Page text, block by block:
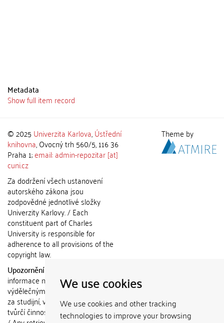
We use cookies
We use cookies and other tracking
technologies to improve your browsing
Metadata
Show full item record
© 2025 Univerzita Karlova,Ústřední
knihovna, Ovocný trh 560/5, 116 36
Praha 1;email: admin-repozitar [at]
cuni.cz
Za dodržení všech ustanovení
autorského zákona jsou
zodpovědné jednotlivé složky
Univerzity Karlovy. / Each
constituent part of Charles
University is responsible for
adherence to all provisions of the
copyright law.
Upozornění / Notice:
informace nemohou být použity k
výdělečným účelům nebo vydávány
za studijní, vědeckou nebo jinou
tvůrčí činnost jiné osoby než autora.
Theme by